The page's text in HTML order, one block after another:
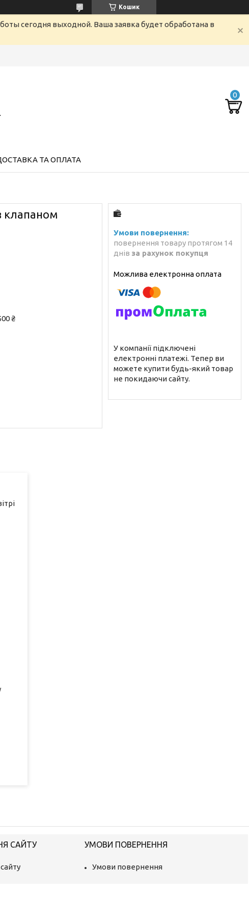
Кошик
сегодня выходной. Ваша заявка будет обработана в
ТА ОПЛАТА
клапаном
₴
повернення товару протягом 14
днів за рахунок покупця
У компанії підключені
електронні платежі. Тепер ви
можете купити будь-який товар
не покидаючи сайту.
САЙТУ УМОВИ ПОВЕРНЕННЯ
Умови повернення